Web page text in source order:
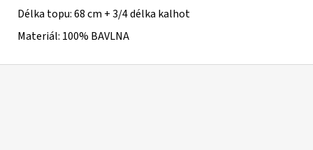
Délka topu: 68 cm + 3/4 délka kalhot
Materiál: 100% BAVLNA